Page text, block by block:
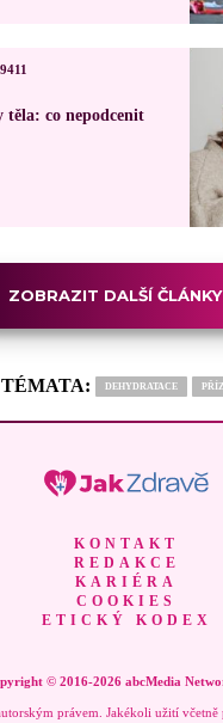
9411
těla: co nepodcenit
ZOBRAZIT DALŠÍ ČLÁNKY
DEHYDRATACE
KONTAKT
REDAKCE
KARIÉRA
COOKIES
ETICKÝ KODEX
© 2016-2026 abcMedia
právem. Jakékoli užití